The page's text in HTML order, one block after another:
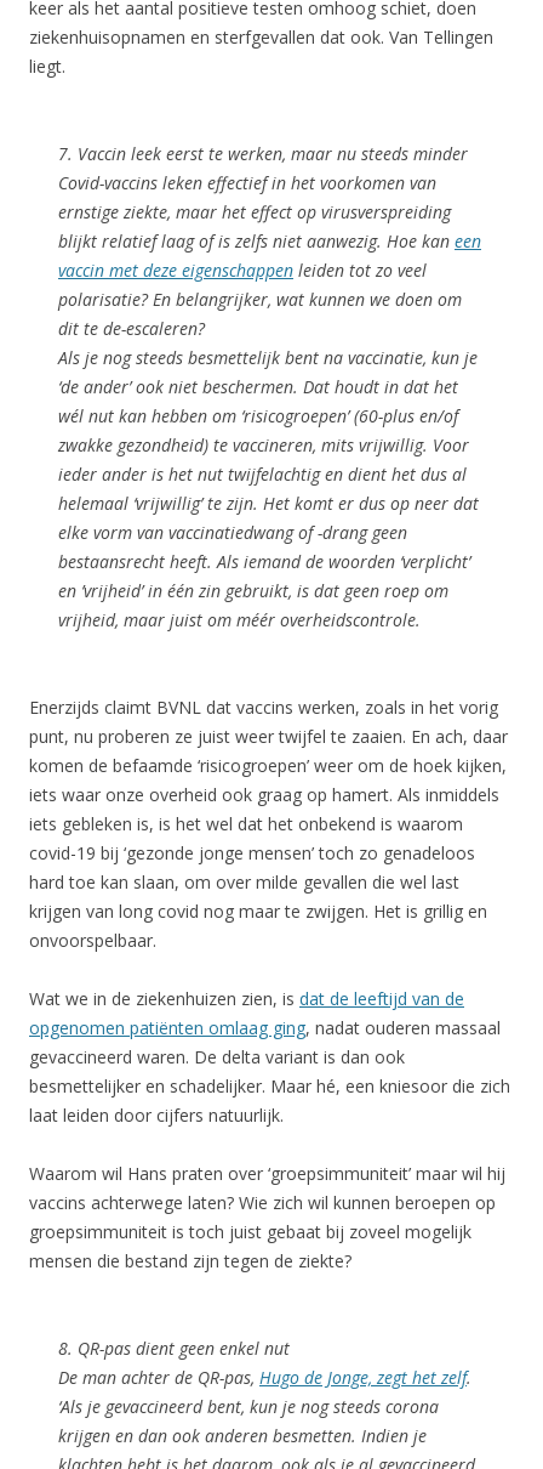
keer als het aantal positieve testen omhoog schiet, doen
ziekenhuisopnamen en sterfgevallen dat ook. Van Tellingen
liegt.
7. Vaccin leek eerst te werken, maar nu steeds minder
Covid-vaccins leken effectief in het voorkomen van
ernstige ziekte, maar het effect op virusverspreiding
blijkt relatief laag of is zelfs niet aanwezig. Hoe kan een
vaccin met deze eigenschappen leiden tot zo veel
polarisatie? En belangrijker, wat kunnen we doen om
dit te de-escaleren?
Als je nog steeds besmettelijk bent na vaccinatie, kun je
‘de ander’ ook niet beschermen. Dat houdt in dat het
wél nut kan hebben om ‘risicogroepen’ (60-plus en/of
zwakke gezondheid) te vaccineren, mits vrijwillig. Voor
ieder ander is het nut twijfelachtig en dient het dus al
helemaal ‘vrijwillig’ te zijn. Het komt er dus op neer dat
elke vorm van vaccinatiedwang of -drang geen
bestaansrecht heeft. Als iemand de woorden ‘verplicht’
en ’vrijheid’ in één zin gebruikt, is dat geen roep om
vrijheid, maar juist om méér overheidscontrole.
Enerzijds claimt BVNL dat vaccins werken, zoals in het vorig
punt, nu proberen ze juist weer twijfel te zaaien. En ach, daar
komen de befaamde ‘risicogroepen’ weer om de hoek kijken,
iets waar onze overheid ook graag op hamert. Als inmiddels
iets gebleken is, is het wel dat het onbekend is waarom
covid-19 bij ‘gezonde jonge mensen’ toch zo genadeloos
hard toe kan slaan, om over milde gevallen die wel last
krijgen van long covid nog maar te zwijgen. Het is grillig en
onvoorspelbaar.
Wat we in de ziekenhuizen zien, is dat de leeftijd van de
opgenomen patiënten omlaag ging, nadat ouderen massaal
gevaccineerd waren. De delta variant is dan ook
besmettelijker en schadelijker. Maar hé, een kniesoor die zich
laat leiden door cijfers natuurlijk.
Waarom wil Hans praten over ‘groepsimmuniteit’ maar wil hij
vaccins achterwege laten? Wie zich wil kunnen beroepen op
groepsimmuniteit is toch juist gebaat bij zoveel mogelijk
mensen die bestand zijn tegen de ziekte?
8. QR-pas dient geen enkel nut
De man achter de QR-pas, Hugo de Jonge, zegt het zelf.
‘Als je gevaccineerd bent, kun je nog steeds corona
krijgen en dan ook anderen besmetten. Indien je